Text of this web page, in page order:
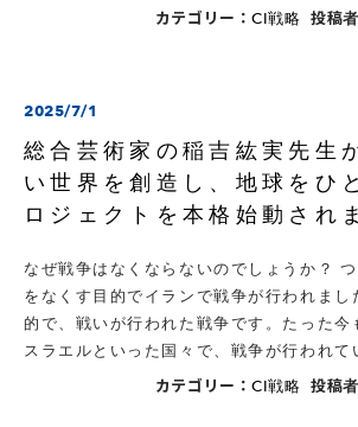
カテゴリー：CI戦略 投稿
2025/7/1
総合芸術家の稲吉紘実先生
い世界を創造し、地球をひ
ロジェクトを本格始動され
なぜ戦争はなくならないのでしょうか？
をなくす目的でイランで戦争が行われまし
的で、戦いが行われた戦争です。たった今
スラエルといった国々で、戦争が行われ
カテゴリー：CI戦略 投稿